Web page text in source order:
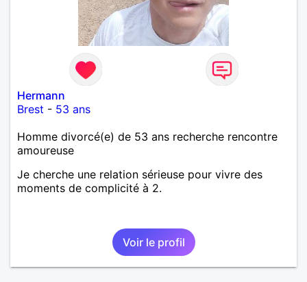
Hermann
Brest - 53 ans
Homme divorcé(e) de 53 ans recherche rencontre
amoureuse
Je cherche une relation sérieuse pour vivre des
moments de complicité à 2.
Voir le profil